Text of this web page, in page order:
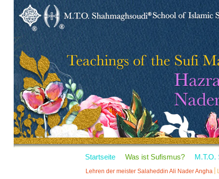
Startseite Was ist Sufismus? M.T.O.
Lehren der meister Salaheddin Ali Nader Angha